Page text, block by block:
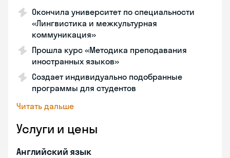
Окончила университет по специальности
«Лингвистика и межкультурная
коммуникация»
Прошла курс «Методика преподавания
иностранных языков»
Создает индивидуально подобранные
программы для студентов
Читать дальше
Услуги и цены
Английский язык